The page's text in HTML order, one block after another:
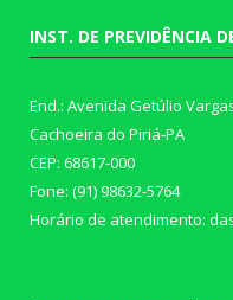
INST. DE PREVIDÊNCIA
End.: Avenida Getúlio
Cachoeira do Piriá-PA
CEP: 68617-000
Fone: (91) 98632-5764
Horário de atendimento: